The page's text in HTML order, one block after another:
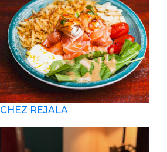
CHEZ REJALA